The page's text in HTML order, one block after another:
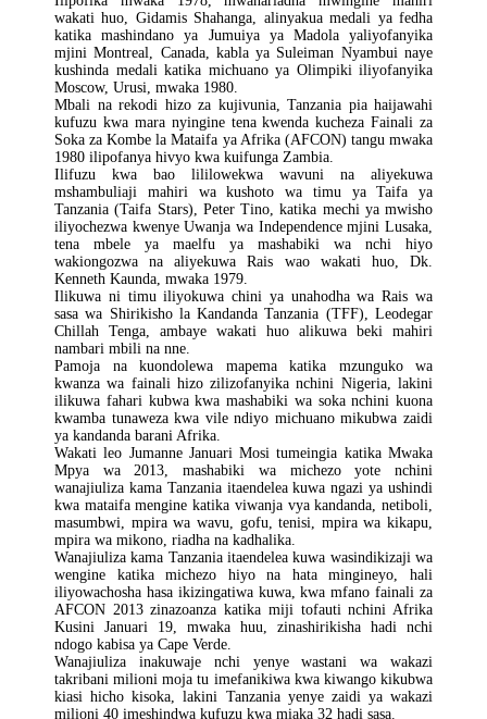
wakati huo, Gidamis Shahanga, alinyakua medali ya fedha
katika mashindano ya Jumuiya ya Madola yaliyofanyika
mjini Montreal, Canada, kabla ya Suleiman Nyambui naye
kushinda medali katika michuano ya Olimpiki iliyofanyika
Moscow, Urusi, mwaka 1980.
Mbali na rekodi hizo za kujivunia, Tanzania pia haijawahi
kufuzu kwa mara nyingine tena kwenda kucheza Fainali za
Soka za Kombe la Mataifa ya Afrika (AFCON) tangu mwaka
1980 ilipofanya hivyo kwa kuifunga Zambia.
Ilifuzu kwa bao lililowekwa wavuni na aliyekuwa
mshambuliaji mahiri wa kushoto wa timu ya Taifa ya
Tanzania (Taifa Stars), Peter Tino, katika mechi ya mwisho
iliyochezwa kwenye Uwanja wa Independence mjini Lusaka,
tena mbele ya maelfu ya mashabiki wa nchi hiyo
wakiongozwa na aliyekuwa Rais wao wakati huo, Dk.
Kenneth Kaunda, mwaka 1979.
Ilikuwa ni timu iliyokuwa chini ya unahodha wa Rais wa
sasa wa Shirikisho la Kandanda Tanzania (TFF), Leodegar
Chillah Tenga, ambaye wakati huo alikuwa beki mahiri
nambari mbili na nne.
Pamoja na kuondolewa mapema katika mzunguko wa
kwanza wa fainali hizo zilizofanyika nchini Nigeria, lakini
ilikuwa fahari kubwa kwa mashabiki wa soka nchini kuona
kwamba tunaweza kwa vile ndiyo michuano mikubwa zaidi
ya kandanda barani Afrika.
Wakati leo Jumanne Januari Mosi tumeingia katika Mwaka
Mpya wa 2013, mashabiki wa michezo yote nchini
wanajiuliza kama Tanzania itaendelea kuwa ngazi ya ushindi
kwa mataifa mengine katika viwanja vya kandanda, netiboli,
masumbwi, mpira wa wavu, gofu, tenisi, mpira wa kikapu,
mpira wa mikono, riadha na kadhalika.
Wanajiuliza kama Tanzania itaendelea kuwa wasindikizaji wa
wengine katika michezo hiyo na hata mingineyo, hali
iliyowachosha hasa ikizingatiwa kuwa, kwa mfano fainali za
AFCON 2013 zinazoanza katika miji tofauti nchini Afrika
Kusini Januari 19, mwaka huu, zinashirikisha hadi nchi
ndogo kabisa ya Cape Verde.
Wanajiuliza inakuwaje nchi yenye wastani wa wakazi
takribani milioni moja tu imefanikiwa kwa kiwango kikubwa
kiasi hicho kisoka, lakini Tanzania yenye zaidi ya wakazi
milioni 40 imeshindwa kufuzu kwa miaka 32 hadi sasa.